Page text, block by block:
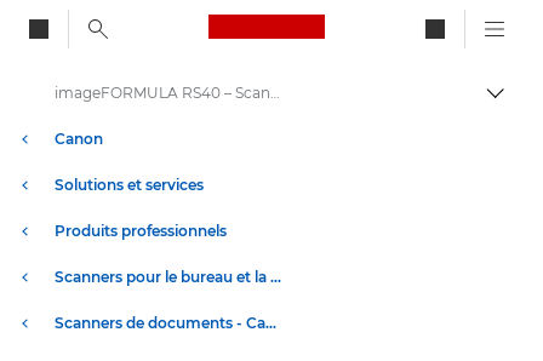
Canon Logo, back to
Canon
Solutions et services
Produits professionnels
Scanners pour le bureau et la maison
Scanners de documents - Canon France
imageFORMULA RS40 – Scanners de documents